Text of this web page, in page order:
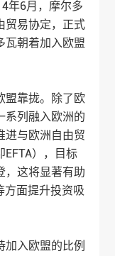
年6月，摩尔多
贸易协定，正式
瓦朝着加入欧盟
盟靠拢。除了欧
系列融入欧洲的
进与欧洲自由贸
），目标
，这将显著有助
方面提升投资吸
入欧盟的比例